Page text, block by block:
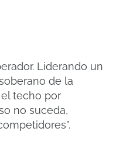
Liderando un
de la
techo por
no suceda,